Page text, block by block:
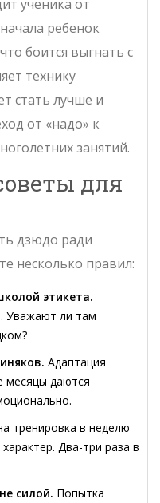
ученика от
ребенок
боится выгнать с
технику
стать лучше и
от «надо» к
занятий.
для
дзюдо ради
несколько правил:
этикета.
Уважают ли там
Адаптация
месяцы даются
тренировка в неделю
Два-три раза в
силой. Попытка